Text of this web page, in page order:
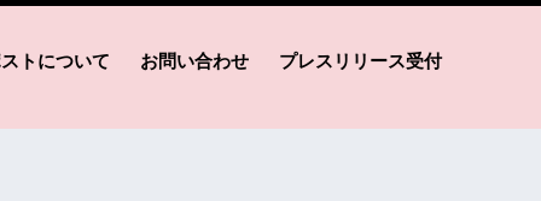
トについて お問い合わせ プレスリリース受付